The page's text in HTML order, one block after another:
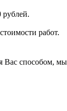
рублей.
работ.
Вас способом,